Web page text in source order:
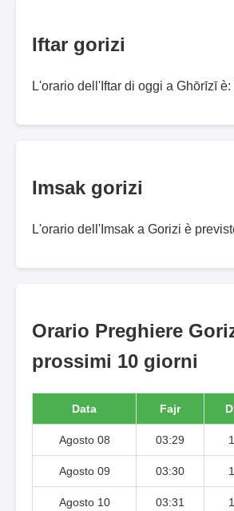
Iftar gorizi
L'orario dell'Iftar di oggi a Ghōrīzī è:
Imsak gorizi
L'orario dell'Imsak a Gorizi è
Orario Preghiere
prossimi 10 giorni
Data Fajr
Agosto 08 03:29
Agosto 09 03:30
Agosto 10 03:31